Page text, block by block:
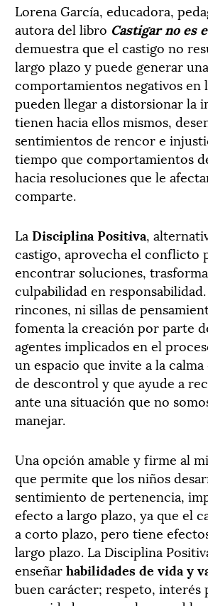
Lorena García, educadora,
autora del libro Castigar no es
demuestra que el castigo no
largo plazo y puede generar
comportamientos negativos en
pueden llegar a distorsionar la
tienen hacia ellos mismos,
sentimientos de rencor e
tiempo que comportamientos
hacia resoluciones que le
comparte.
La Disciplina Positiva,
castigo, aprovecha el conflicto
encontrar soluciones,
culpabilidad en
rincones, ni sillas de
fomenta la creación por parte
agentes implicados en el
un espacio que invite a la
de descontrol y que ayude a
ante una situación que no
manejar.
Una opción amable y firme al
que permite que los niños
sentimiento de pertenencia,
efecto a largo plazo, ya que el
a corto plazo, pero tiene
largo plazo. La Disciplina
enseñarhabilidades de vida y
buen carácter; respeto, interés